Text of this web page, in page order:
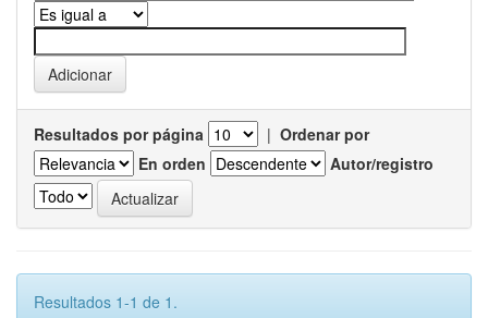
Resultados por página | Ordenar por
En orden
Autor/registro
Resultados 1-1 de 1.